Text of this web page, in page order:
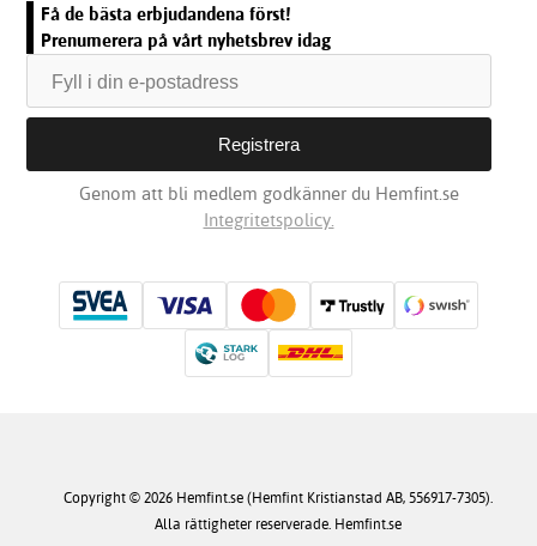
Få de bästa erbjudandena först!
Prenumerera på vårt nyhetsbrev idag
Genom att bli medlem godkänner du Hemfint.se
Integritetspolicy.
Copyright © 2026 Hemfint.se (Hemfint Kristianstad AB, 556917-7305).
Alla rättigheter reserverade. Hemfint.se